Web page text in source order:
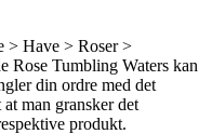
> Have > Roser >
Rose Tumbling Waters kan
din ordre med det
man gransker det
produkt.